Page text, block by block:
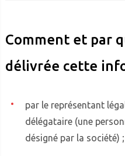
Comment et par
délivrée cette
par le représentant
délégataire (une
désigné par la société) ;